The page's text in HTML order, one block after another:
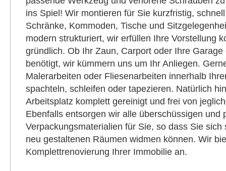
ins Spiel! Wir montieren für Sie kurzfristig,
Schränke, Kommoden, Tische und
modern strukturiert, wir erfüllen Ihre Vorstellung
gründlich. Ob Ihr Zaun, Carport oder Ihre
benötigt, wir kümmern uns um Ihr Anliegen.
Malerarbeiten oder Fliesenarbeiten innerhalb
spachteln, schleifen oder tapezieren. Natürlich
Arbeitsplatz komplett gereinigt und frei von
Ebenfalls entsorgen wir alle überschüssigen und
Verpackungsmaterialien für Sie, so dass Sie
neu gestaltenen Räumen widmen können. Wir
Komplettrenovierung Ihrer Immobilie an.